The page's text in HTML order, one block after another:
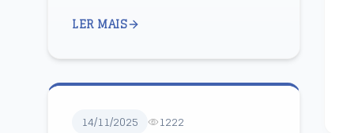
Permanente (APP) para passagem
LER MAIS
14/11/2025 1222